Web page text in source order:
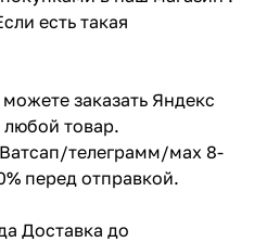
есть такая
заказать Яндекс
любой товар.
телеграмм/мах 8-
перед отправкой.
Доставка до